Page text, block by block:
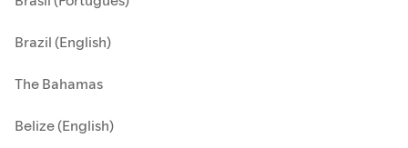
Brazil (English)
The Bahamas
Belize (English)